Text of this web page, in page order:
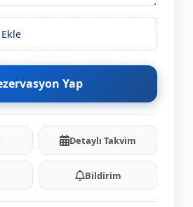
Yap
Detaylı Takvim
Bildirim